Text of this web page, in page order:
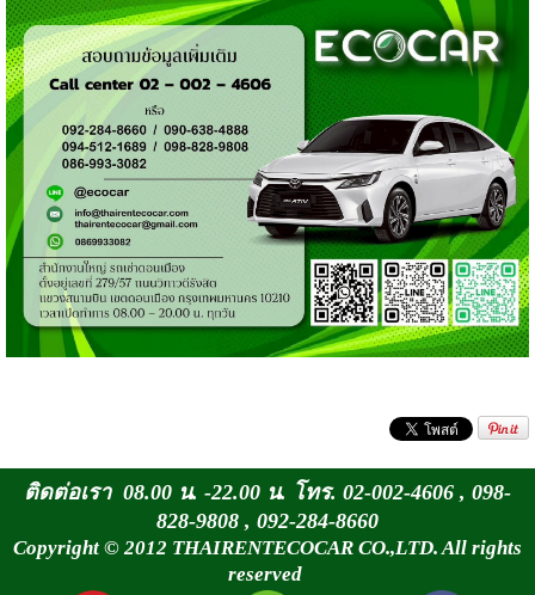
ติดต่อเรา 08.00 น. -22.00 น. โทร. 02-002-4606 , 098-
828-9808 , 092-284-8660
Copyright © 2012 THAIRENTECOCAR CO.,LTD. All rights
reserved